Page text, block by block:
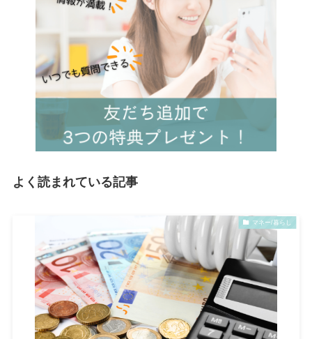
よく読まれている記事
マネー/暮らし